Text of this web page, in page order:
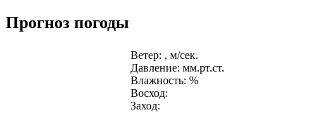
Прогноз погоды
Ветер: , м/сек.
Давление: мм.рт.ст.
Влажность: %
Восход:
Заход: